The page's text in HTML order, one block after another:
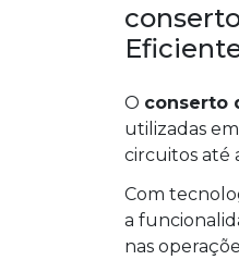
O conserto
utilizadas
circuitos até
Com
a
nas